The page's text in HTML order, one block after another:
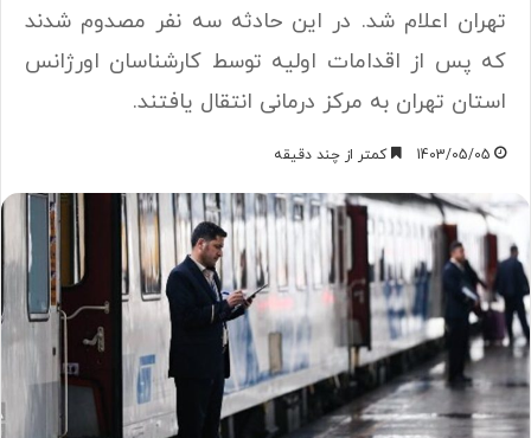
تهران اعلام شد. در این حادثه سه نفر مصدوم شدند
که پس از اقدامات اولیه توسط کارشناسان اورژانس
استان تهران به مرکز درمانی انتقال یافتند.
1403/05/05 کمتر از چند دقیقه